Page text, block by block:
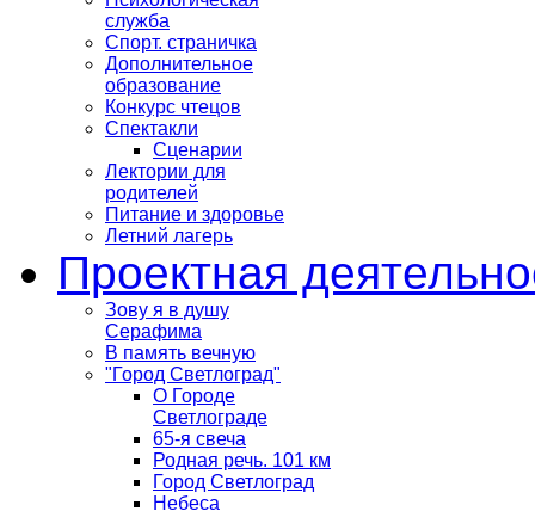
служба
Спорт. страничка
Дополнительное
образование
Конкурс чтецов
Спектакли
Сценарии
Лектории для
родителей
Питание и здоровье
Летний лагерь
Проектная
Зову я в душу
Серафима
В память вечную
"Город Светлоград"
О Городе
Светлограде
65-я свеча
Родная речь. 101 км
Город Светлоград
Небеса